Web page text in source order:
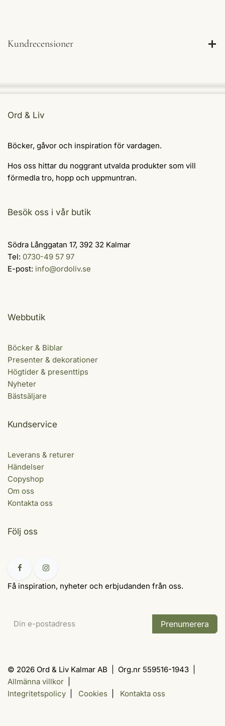
Kundrecensioner
Ord & Liv
Böcker, gåvor och inspiration för vardagen.
Hos oss hittar du noggrant utvalda produkter som vill
förmedla tro, hopp och uppmuntran.
Besök oss i vår butik
Södra Långgatan 17, 392 32 Kalmar
Tel: 0730-49 57 97
E-post: info@ordoliv.se
Webbutik
Böcker & Biblar
Presenter & dekorationer
Högtider & presenttips
Nyheter
Bästsäljare
Kundservice
Leverans & returer
Händelser
Copyshop
Om oss
Kontakta oss
Följ oss
Få inspiration, nyheter och erbjudanden från oss.
Prenumerera
© 2026 Ord & Liv Kalmar AB | Org.nr 559516-1943 |
Allmänna villkor
Integritetspolicy
Cookies Kontakta oss